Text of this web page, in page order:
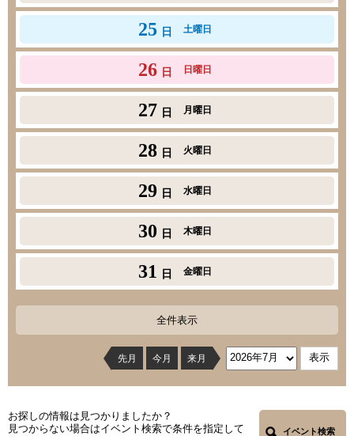
25 日 土曜日
26 日 日曜日
27 日 月曜日
28 日 火曜日
29 日 水曜日
30 日 木曜日
31 日 金曜日
全件表示
先月 今月 来月
お探しの情報は見つかりましたか？
見つからない場合はイベント検索で条件を指定して
イベント検索